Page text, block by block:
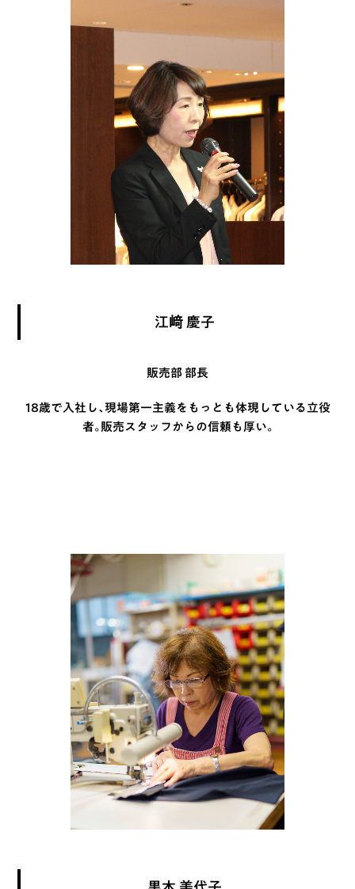
江﨑 慶子
販売部 部長
18歳で入社し、現場第一主義をもっとも体現している立役
者。販売スタッフからの信頼も厚い。